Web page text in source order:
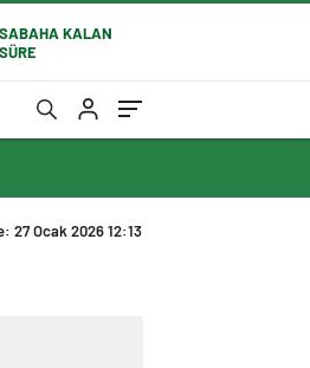
SABAHA KALAN
SÜRE
27 Ocak 2026 12:13